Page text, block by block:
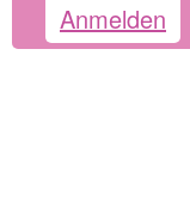
Anmelden